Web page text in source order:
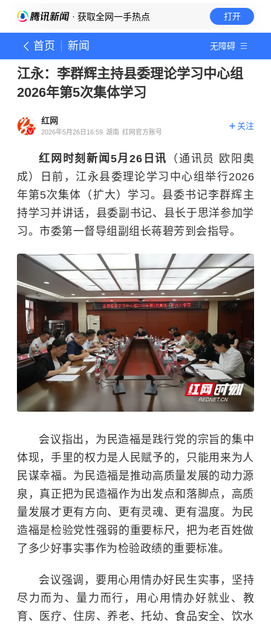
· 获取全网一手热点 打开
首页 新闻 无障碍
江永：李群辉主持县委理论学习中心组
2026年第5次集体学习
红网
2026年5月26日16:59 湖南 红网官方账号
关注
红网时刻新闻5月26日讯
（通讯员 欧阳奥
成）日前，江永县委理论学习中心组举行2026
年第5次集体（扩大）学习。县委书记李群辉主
持学习并讲话，县委副书记、县长于思洋参加学
习。市委第一督导组副组长蒋碧芳到会指导。
会议指出，为民造福是践行党的宗旨的集中
体现，手里的权力是人民赋予的，只能用来为人
民谋幸福。为民造福是推动高质量发展的动力源
泉，真正把为民造福作为出发点和落脚点，高质
量发展才更有方向、更有灵魂、更有温度。为民
造福是检验党性强弱的重要标尺，把为老百姓做
了多少好事实事作为检验政绩的重要标准。
会议强调，要用心用情办好民生实事，坚持
尽力而为、量力而行，用心用情办好就业、教
育、医疗、住房、养老、托幼、食品安全、饮水